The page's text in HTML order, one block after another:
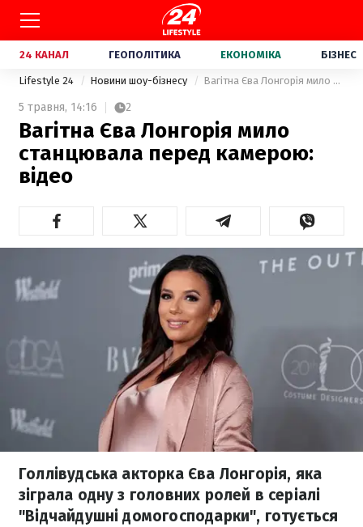
24 КАНАЛ ГЕОПОЛІТИКА ЕКОНОМІКА БІЗНЕС
Lifestyle 24 Новини шоу-бізнесу Вагітна Єва Лонгорія мило станцювала перед камерою: відео
5 травня, 14:16 2
Вагітна Єва Лонгорія мило
станцювала перед камерою:
відео
Голлівудська акторка Єва Лонгорія, яка
зіграла одну з головних ролей в серіалі
"Відчайдушні домогосподарки", готується